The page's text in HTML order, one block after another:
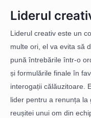
Liderul
Liderul creativ este un
multe ori, el va evita să
pună întrebările într-o
și formulările finale în
interogații călăuzitoare.
lider pentru a renunța
reușitei unui om din